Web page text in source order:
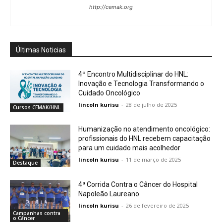
http://cemak.org
Últimas Noticias
Cursos CEMAK/HNL
4º Encontro Multidisciplinar do HNL:
Inovação e Tecnologia Transformando o
Cuidado Oncológico
lincoln kurisu - 28 de julho de 2025
Destaque
Humanização no atendimento oncológico:
profissionais do HNL recebem capacitação
para um cuidado mais acolhedor
lincoln kurisu - 11 de março de 2025
Campanhas contra
o Câncer
4ª Corrida Contra o Câncer do Hospital
Napoleão Laureano
lincoln kurisu - 26 de fevereiro de 2025